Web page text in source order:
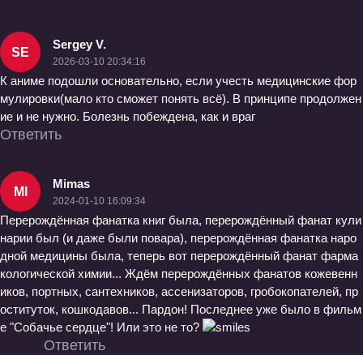
SE
Sergey V.
2026-03-10 20:34:16
К аниме подошли основательно, если учесть медицинские фор
мулировки(мало кто сможет понять всё). В принципе продолжен
ие и не нужно. Болезнь побеждена, как и враг
Ответить
MI
Mimas
2024-01-10 16:09:34
Перерождённая фанатка книг была, перерождённый фанат кули
нарии был (и даже были повара), перерождённая фанатка наро
дной медицины была, теперь вот перерождённый фанат фарма
кологической химии... Ждём перерождённых фанатов кожевенн
иков, портных, сантехников, ассенизаторов, гробокопателей, пр
оституток, кошкодавов... Пардон! Последнее уже было в фильм
е "Собачье сердце"! Или это не то?
Ответить